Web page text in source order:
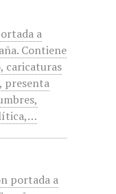
a
Contiene
caricaturas
presenta
portada a